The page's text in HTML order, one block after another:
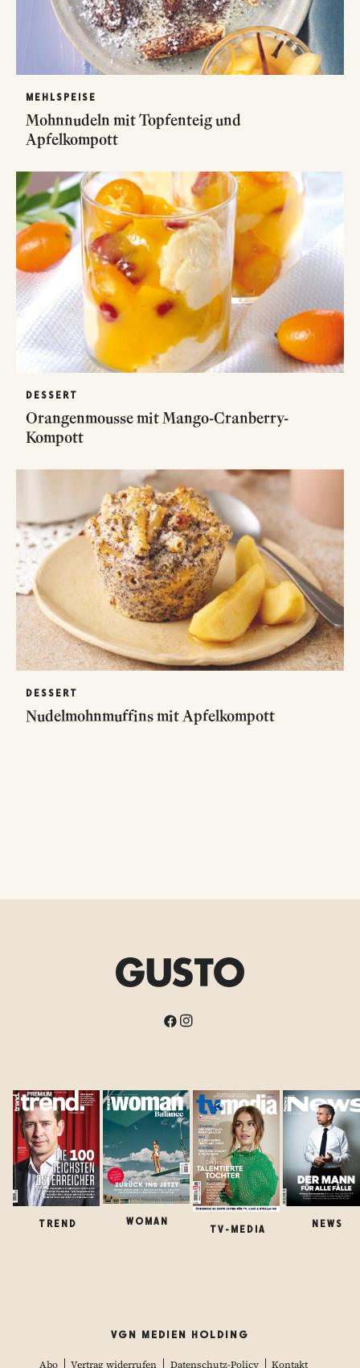
MEHLSPEISE
Mohnnudeln mit Topfenteig und
Apfelkompott
DESSERT
Orangenmousse mit Mango-Cranberry-
Kompott
DESSERT
Nudelmohnmuffins mit Apfelkompott
TREND WOMAN
TV-MEDIA
NEWS
VGN MEDIEN HOLDING
Abo Vertrag widerrufen Datenschutz-Policy Kontakt